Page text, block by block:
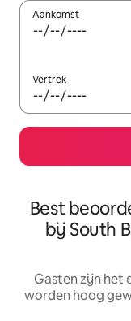
Aankomst
Vertrek
Best
bij South
Gasten zijn het
worden hoog